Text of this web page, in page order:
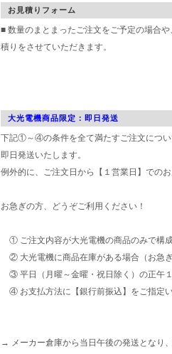
お見積りフォーム
■ 数量のまとまったご注文をご予定の場合
積りをさせていただきます。
大光電機商品限定：即日発送
下記①～④の条件を全て満たすご注文につい
即日発送いたします。
例外的に、ご注文日から【１営業日】でのお
お急ぎの方、どうぞご利用ください！
① ご注文内容が大光電機の商品のみで構
② 大光電機に商品在庫がある場合（お急ぎ
③ 平日（月曜～金曜・祝日除く）の正午
④ お支払方法に【銀行前振込】をご指定
→ メーカー倉庫から当日午後の発送となり